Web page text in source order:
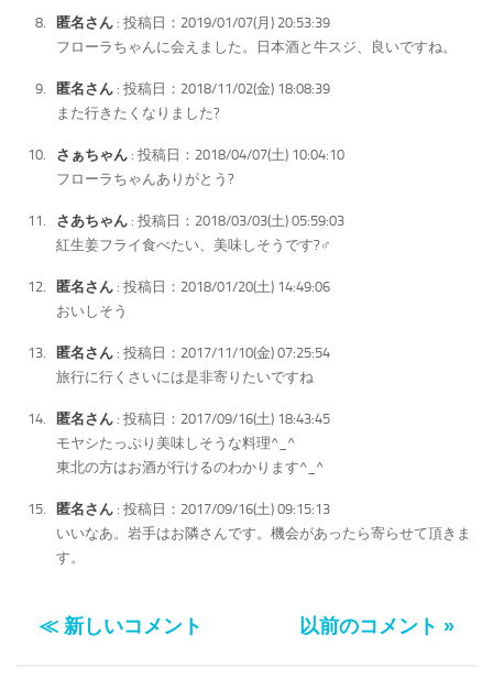
匿名さん : 投稿日：2019/01/07(月) 20:53:39
フローラちゃんに会えました。日本酒と牛スジ、良いですね。
匿名さん : 投稿日：2018/11/02(金) 18:08:39
また行きたくなりました?
さぁちゃん : 投稿日：2018/04/07(土) 10:04:10
フローラちゃんありがとう?
さあちゃん : 投稿日：2018/03/03(土) 05:59:03
紅生姜フライ食べたい、美味しそうです?‍♂️
匿名さん : 投稿日：2018/01/20(土) 14:49:06
おいしそう
匿名さん : 投稿日：2017/11/10(金) 07:25:54
旅行に行くさいには是非寄りたいですね
匿名さん : 投稿日：2017/09/16(土) 18:43:45
モヤシたっぷり美味しそうな料理^_^
東北の方はお酒が行けるのわかります^_^
匿名さん : 投稿日：2017/09/16(土) 09:15:13
いいなあ。岩手はお隣さんです。機会があったら寄らせて頂きま
す。
≪ 新しいコメント 以前のコメント »